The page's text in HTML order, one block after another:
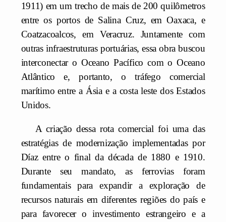
1911) em um trecho de mais de 200 quilômetros
entre os portos de Salina Cruz, em Oaxaca, e
Coatzacoalcos, em Veracruz. Juntamente com
outras infraestruturas portuárias, essa obra buscou
interconectar o Oceano Pacífico com o Oceano
Atlântico e, portanto, o tráfego comercial
marítimo entre a Ásia e a costa leste dos Estados
Unidos.
A criação dessa rota comercial foi uma das
estratégias de modernização implementadas por
Díaz entre o final da década de 1880 e 1910.
Durante seu mandato, as ferrovias foram
fundamentais para expandir a exploração de
recursos naturais em diferentes regiões do país e
para favorecer o investimento estrangeiro e a